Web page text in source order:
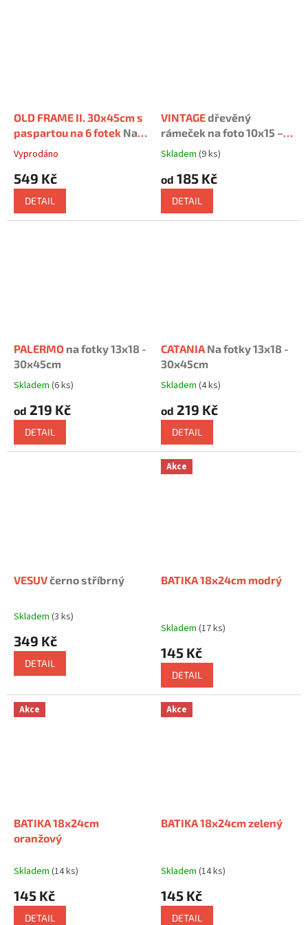
OLD FRAME II. 30x45cm s
paspartou na 6 fotek Na 3
foto 10x15 a 3 foto
13x18cm
Průměrné
produktu
z
Vyprodáno
549 Kč
DETAIL
VINTAGEdřevěný
rámeček na foto 10x15 –
30x45cm
Průměrné
produktu
z
Skladem (9 ks)
od 185 Kč
DETAIL
PALERMO na fotky 13x18 -
30x45cm
Průměrné
produktu
z
Skladem (6 ks)
od 219 Kč
DETAIL
CATANIA Na fotky 13x18 -
30x45cm
Průměrné
produktu
z
hvězdiček.
Skladem (4 ks)
od 219 Kč
DETAIL
VESUVčerno stříbrný
Průměrné
produktu
5
hvězdiček.
Skladem (3 ks)
349 Kč
DETAIL
Akce
BATIKA 18x24cm modrý
Skladem (17 ks)
145 Kč
DETAIL
Akce
BATIKA 18x24cm
oranžový
Skladem (14 ks)
145 Kč
DETAIL
Akce
BATIKA 18x24cm zelený
Skladem (14 ks)
145 Kč
DETAIL